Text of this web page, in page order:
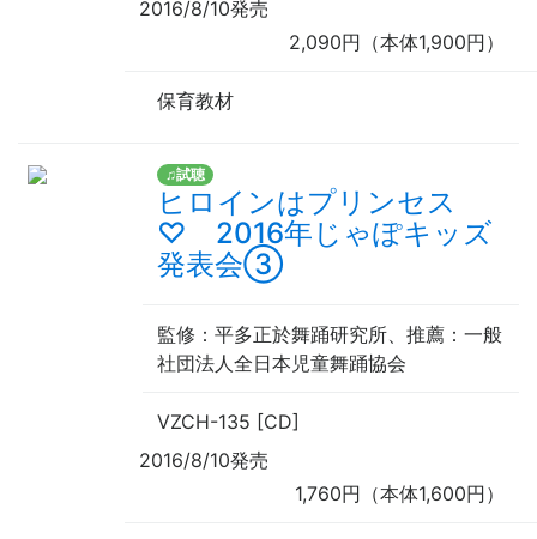
2016/8/10発売
2,090円（本体1,900円）
保育教材
♫試聴
ヒロインはプリンセス
♡ 2016年じゃぽキッズ
発表会③
監修 ：平多正於舞踊研究所、 推薦 ：一般
社団法人全日本児童舞踊協会
VZCH-135 [CD]
2016/8/10発売
1,760円（本体1,600円）